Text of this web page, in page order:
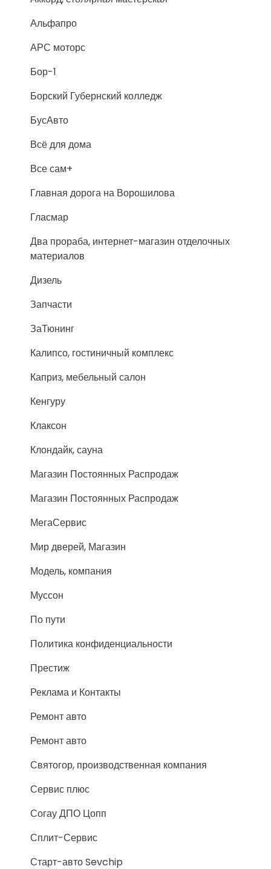
Альфапро
АРС моторс
Бор-1
Борский Губернский колледж
БусАвто
Всё для дома
Все сам+
Главная дорога на Ворошилова
Гласмар
Два прораба, интернет-магазин отделочных
материалов
Дизель
Запчасти
ЗаТюнинг
Калипсо, гостиничный комплекс
Каприз, мебельный салон
Кенгуру
Клаксон
Клондайк, сауна
Магазин Постоянных Распродаж
Магазин Постоянных Распродаж
МегаСервис
Мир дверей, Магазин
Модель, компания
Муссон
По пути
Политика конфиденциальности
Престиж
Реклама и Контакты
Ремонт авто
Ремонт авто
Святогор, производственная компания
Сервис плюс
Согау ДПО Цопп
Сплит-Сервис
Старт-авто Sevchip